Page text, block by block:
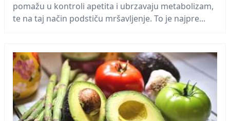
pomažu u kontroli apetita i ubrzavaju metabolizam,
te na taj način podstiču mršavljenje. To je najpre...